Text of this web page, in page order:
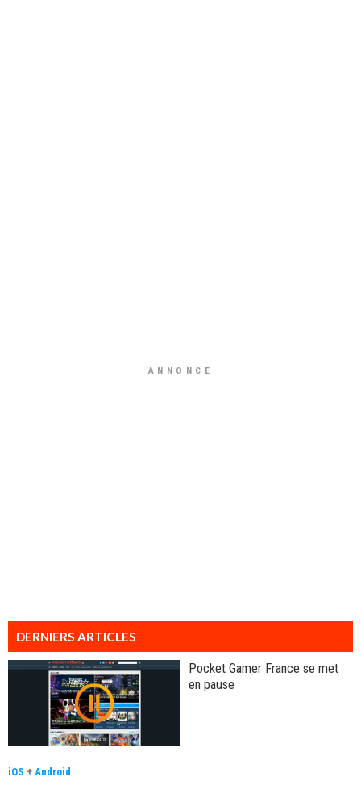
ANNONCE
DERNIERS ARTICLES
Pocket Gamer France se met
en pause
iOS + Android